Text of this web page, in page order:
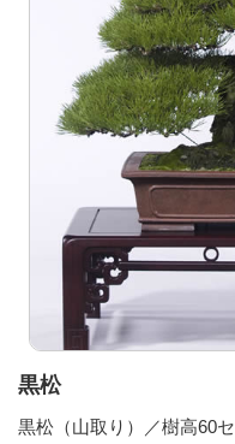
黒松
黒松（山取り）／樹高60